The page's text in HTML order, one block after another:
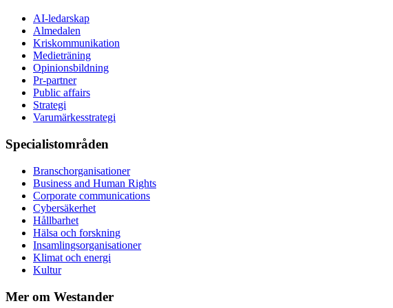
AI-ledarskap
Almedalen
Kris­kommunikation
Medieträning
Opinionsbildning
Pr-partner
Public affairs
Strategi
Varumärkesstrategi
Specialistområden
Branschorganisationer
Business and Human Rights
Corporate communications
Cybersäkerhet
Hållbarhet
Hälsa och forskning
Insamlingsorganisationer
Klimat och energi
Kultur
Mer om Westander